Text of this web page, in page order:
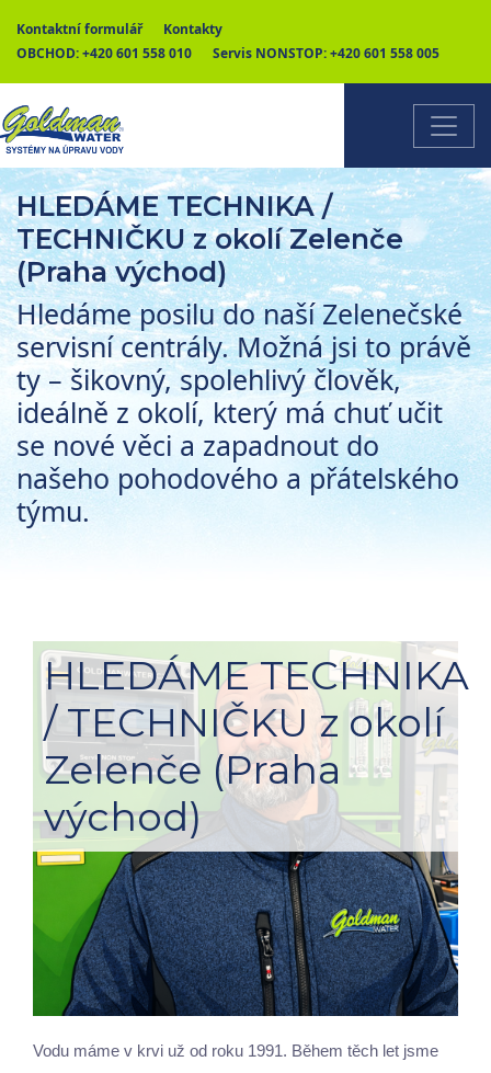
Kontaktní formulář
Kontakty
OBCHOD:+420 601 558 010 Servis NONSTOP:+420 601 558 005
HLEDÁME TECHNIKA /
TECHNIČKU z okolí Zelenče
(Praha východ)
Hledáme posilu do naší Zelenečské
servisní centrály. Možná jsi to právě
ty – šikovný, spolehlivý člověk,
ideálně z okolí, který má chuť učit
se nové věci a zapadnout do
našeho pohodového a přátelského
týmu.
HLEDÁME TECHNIKA
/ TECHNIČKU z okolí
Zelenče (Praha
východ)
Vodu máme v krvi už od roku 1991. Během těch let jsme